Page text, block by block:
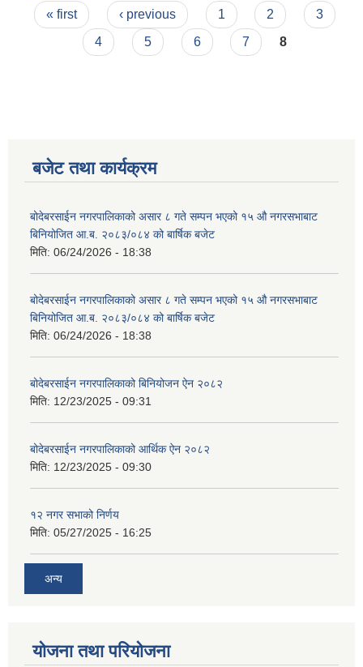
।।
Pages
« first ‹ previous 1 2
3
4
5 6 7 8
बजेट तथा कार्यक्रम
बोदेबरसाईन नगरपालिकाको असार ८ गते सम्पन भएको १५ ‍‍‍औ नगरसभाबाट
बिनियोजित आ.ब. २०८३/०८४ को बार्षिक बजेट
मिति: 06/24/2026 - 18:38
बोदेबरसाईन नगरपालिकाको असार ८ गते सम्पन भएको १५ ‍‍‍औ नगरसभाबाट
बिनियोजित आ.ब. २०८३/०८४ को बार्षिक बजेट
मिति: 06/24/2026 - 18:38
बोदेबरसाईन नगरपालिकाको बिनियोजन ऐन २०८२
मिति: 12/23/2025 - 09:31
बोदेबरसाईन नगरपालिकाको आर्थिक ऐन २०८२
मिति: 12/23/2025 - 09:30
१२ नगर सभाको निर्णय
मिति: 05/27/2025 - 16:25
अन्य
योजना तथा परियोजना